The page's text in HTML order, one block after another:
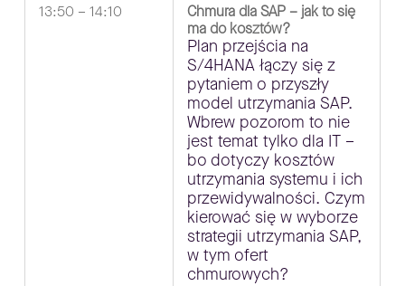
13:50 – 14:10
Chmura dla SAP – jak to się
ma do kosztów?
Plan przejścia na
S/4HANA łączy się z
pytaniem o przyszły
model utrzymania SAP.
Wbrew pozorom to nie
jest temat tylko dla IT –
bo dotyczy kosztów
utrzymania systemu i ich
przewidywalności. Czym
kierować się w wyborze
strategii utrzymania SAP,
w tym ofert
chmurowych?